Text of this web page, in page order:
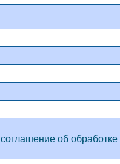
соглашение об